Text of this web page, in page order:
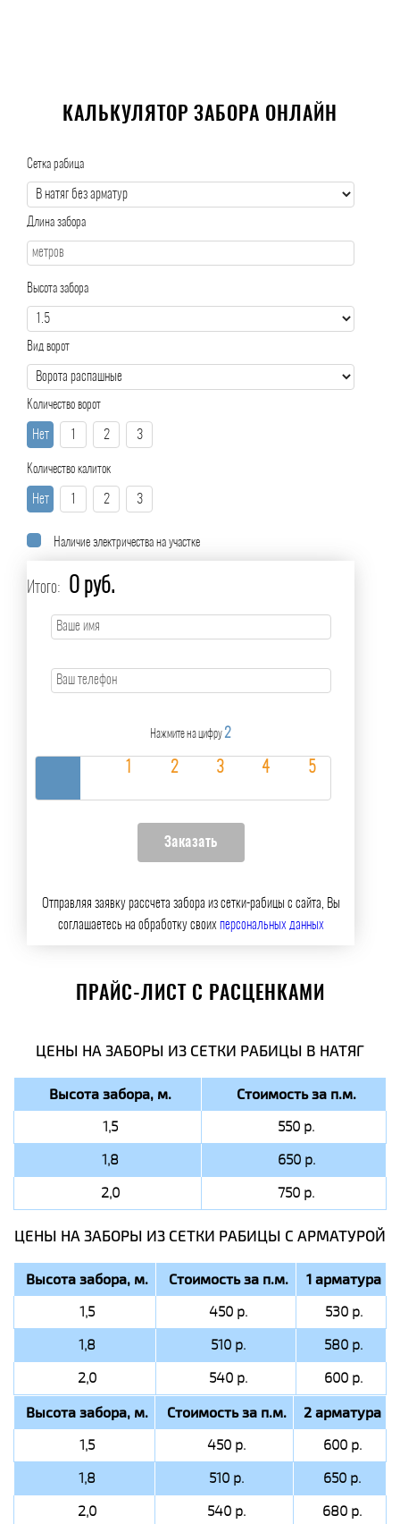
КАЛЬКУЛЯТОР ЗАБОРА ОНЛАЙН
Сетка рабица
Длина забора
Высота забора
Вид ворот
Количество ворот
Нет 2 3
Количество калиток
Нет 2 3
Наличие электричества на участке
Итого: 0 руб.
Нажмите на цифру 2
Отправляя заявку рассчета забора из сетки-рабицы с сайта, Вы
соглашаетесь на обработку своих персональных данных
ПРАЙС-ЛИСТ С РАСЦЕНКАМИ
ЦЕНЫ НА ЗАБОРЫ ИЗ СЕТКИ РАБИЦЫ В НАТЯГ
Высота забора, м. Стоимость за п.м.
1,5
550 р.
1,8
650 р.
2,0
750 р.
ЦЕНЫ НА ЗАБОРЫ ИЗ СЕТКИ РАБИЦЫ C АРМАТУРОЙ
Высота забора, м. Стоимость за п.м. 1 арматура
1,5 450 р.
530 р.
1,8
510 р.
580 р.
2,0
540 р. 600 р.
Высота забора, м. Стоимость за п.м. 2 арматура
1,5 450 р.
600 р.
1,8
510 р.
650 р.
2,0
540 р. 680 р.